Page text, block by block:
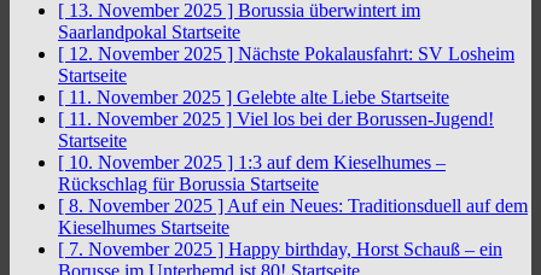
[ 13. November 2025 ] Borussia überwintert im
Saarlandpokal Startseite
[ 12. November 2025 ] Nächste Pokalausfahrt: SV Losheim
Startseite
[ 11. November 2025 ] Gelebte alte Liebe Startseite
[ 11. November 2025 ] Viel los bei der Borussen-Jugend!
Startseite
[ 10. November 2025 ] 1:3 auf dem Kieselhumes –
Rückschlag für Borussia Startseite
[ 8. November 2025 ] Auf ein Neues: Traditionsduell auf dem
Kieselhumes Startseite
[ 7. November 2025 ] Happy birthday, Horst Schauß – ein
Borusse im Unterhemd ist 80! Startseite